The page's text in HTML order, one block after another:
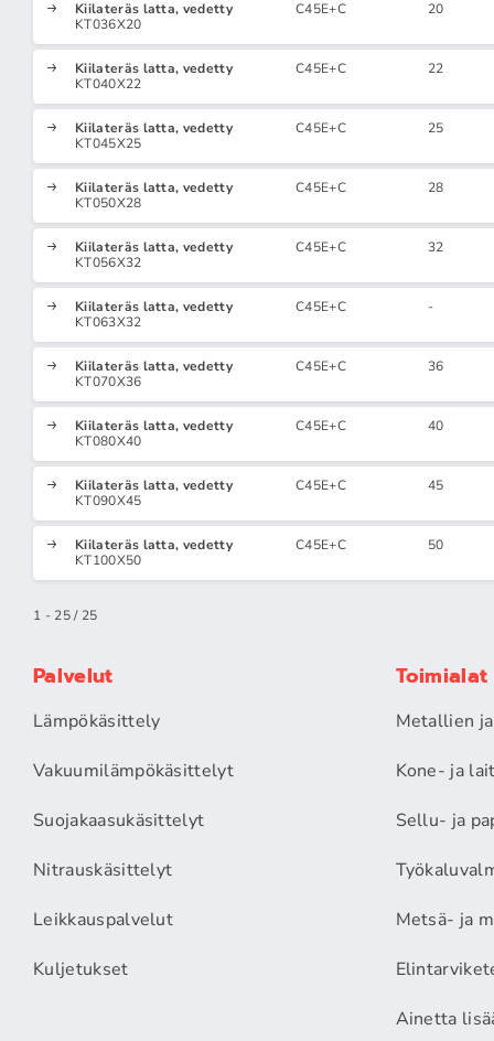
Kiilateräs latta, vedetty
KT036X20
C45E+C 20
Kiilateräs latta, vedetty
KT040X22
C45E+C 22
Kiilateräs latta, vedetty
KT045X25
C45E+C 25
Kiilateräs latta, vedetty
KT050X28
C45E+C 28
Kiilateräs latta, vedetty
KT056X32
C45E+C 32
Kiilateräs latta, vedetty
KT063X32
C45E+C -
Kiilateräs latta, vedetty
KT070X36
C45E+C 36
Kiilateräs latta, vedetty
KT080X40
C45E+C 40
Kiilateräs latta, vedetty
KT090X45
C45E+C 45
Kiilateräs latta, vedetty
KT100X50
C45E+C 50
1 - 25 / 25
Palvelut
Lämpökäsittely
Vakuumilämpökäsittelyt
Suojakaasukäsittelyt
Nitrauskäsittelyt
Leikkauspalvelut
Kuljetukset
Toimialat
Metallien
Kone- ja
Sellu- ja
Metsä- ja
Ainetta